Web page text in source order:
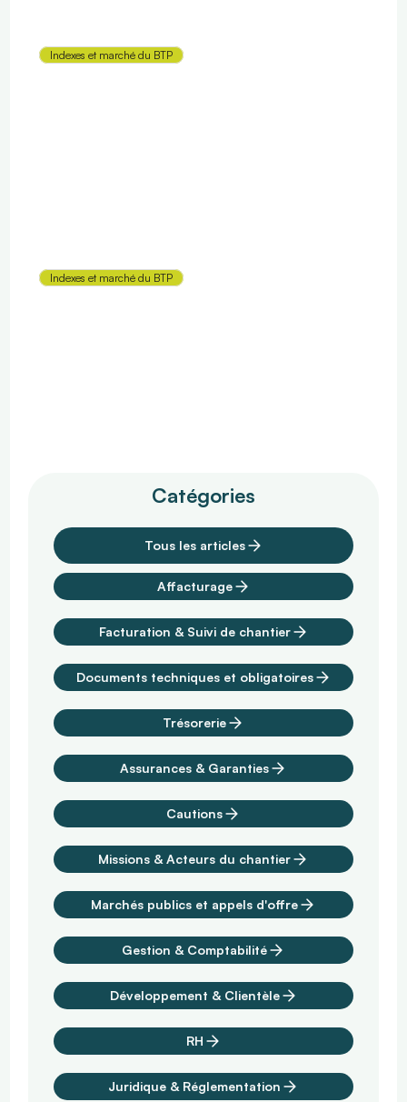
Indexes et marché du BTP
Indexes et marché du BTP
Catégories
Tous les articles
Affacturage
Facturation & Suivi de chantier
Documents techniques et obligatoires
Trésorerie
Assurances & Garanties
Cautions
Missions & Acteurs du chantier
Marchés publics et appels d'offre
Gestion & Comptabilité
Développement & Clientèle
Juridique & Réglementation
RH